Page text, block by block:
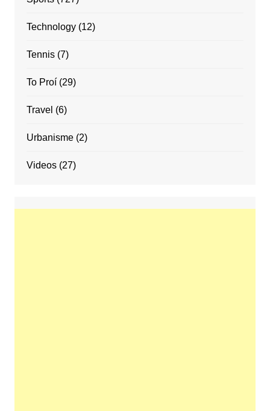
Technology(12)
Tennis(7)
To Proí(29)
Travel (6)
Urbanisme(2)
Videos(27)